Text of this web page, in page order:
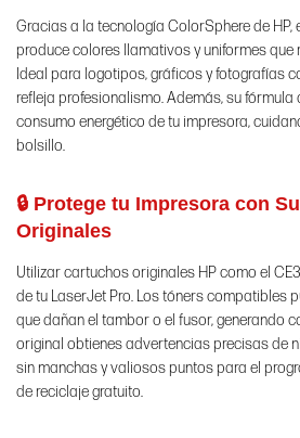
Gracias a la tecnología ColorSphere de HP,
produce colores llamativos y uniformes que
Ideal para logotipos, gráficos y fotografías
refleja profesionalismo. Además, su fórmula
consumo energético de tu impresora,
bolsillo.
🔒 Protege tu Impresora con
Originales
Utilizar cartuchos originales HP como el
de tu LaserJet Pro. Los tóners compatibles
que dañan el tambor o el fusor, generando
original obtienes advertencias precisas de
sin manchas y valiosos puntos para el
de reciclaje gratuito.